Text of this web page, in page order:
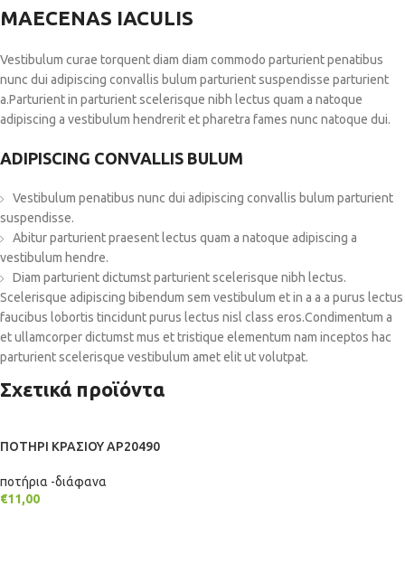
MAECENAS IACULIS
Vestibulum curae torquent diam diam commodo parturient penatibus
nunc dui adipiscing convallis bulum parturient suspendisse parturient
a.Parturient in parturient scelerisque nibh lectus quam a natoque
adipiscing a vestibulum hendrerit et pharetra fames nunc natoque dui.
ADIPISCING CONVALLIS BULUM
Vestibulum penatibus nunc dui adipiscing convallis bulum parturient
suspendisse.
Abitur parturient praesent lectus quam a natoque adipiscing a
vestibulum hendre.
Diam parturient dictumst parturient scelerisque nibh lectus.
Scelerisque adipiscing bibendum sem vestibulum et in a a a purus lectus
faucibus lobortis tincidunt purus lectus nisl class eros.Condimentum a
et ullamcorper dictumst mus et tristique elementum nam inceptos hac
parturient scelerisque vestibulum amet elit ut volutpat.
Σχετικά προϊόντα
ΠΟΤΗΡΙ ΚΡΑΣΙΟΥ AP20490
ποτήρια -διάφανα
€11,00